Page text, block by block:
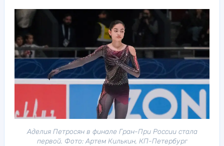
Аделия Петросян в финале Гран-При России стала
первой. Фото: Артем Килькин, КП-Петербург